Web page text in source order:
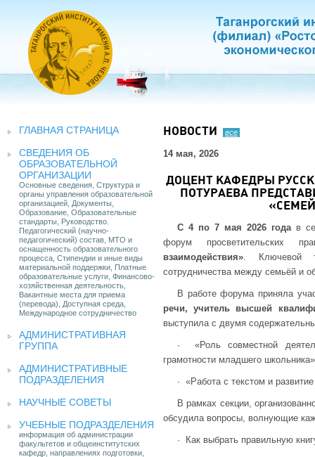
ГЛАВНАЯ СТРАНИЦА
СВЕДЕНИЯ ОБ
ОБРАЗОВАТЕЛЬНОЙ
ОРГАНИЗАЦИИ
Основные сведения, Структура и
органы управления образовательной
организацией, Документы,
Образование, Образовательные
стандарты, Руководство.
Педагогический (научно-
педагогический) состав, МТО и
оснащенность образовательного
процесса, Стипендии и иные виды
материальной поддержки, Платные
образовательные услуги, Финансово-
хозяйственная деятельность,
Вакантные места для приема
(перевода), Доступная среда,
Международное сотрудничество
АДМИНИСТРАТИВНАЯ
ГРУППА
АДМИНИСТРАТИВНЫЕ
ПОДРАЗДЕЛЕНИЯ
НАУЧНЫЕ СОВЕТЫ
УЧЕБНЫЕ ПОДРАЗДЕЛЕНИЯ
информация об администрации
факультетов и общеинститутских
кафедр, направлениях подготовки,
НОВОСТИ все
14 мая, 2026
ДОЦЕНТ КАФЕДРЫ
ПОТУРАЕВА
С 4 по 7 мая 2026 годав
форум просветительских
взаимодействия». Ключевой
сотрудничества между семьёй и
В работе форума приняла
речи, учитель высшей
выступила с двумя
· «Роль совместной
грамотности младшего
· «Работа с текстом и
В рамках секции,
обсудила вопросы, волнующие
· Как выбрать правильную